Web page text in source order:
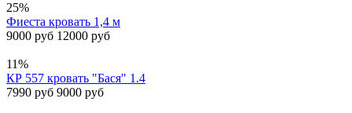
25%
Фиеста кровать 1,4 м
9000 руб 12000 руб
11%
КР 557 кровать "Бася" 1.4
7990 руб 9000 руб